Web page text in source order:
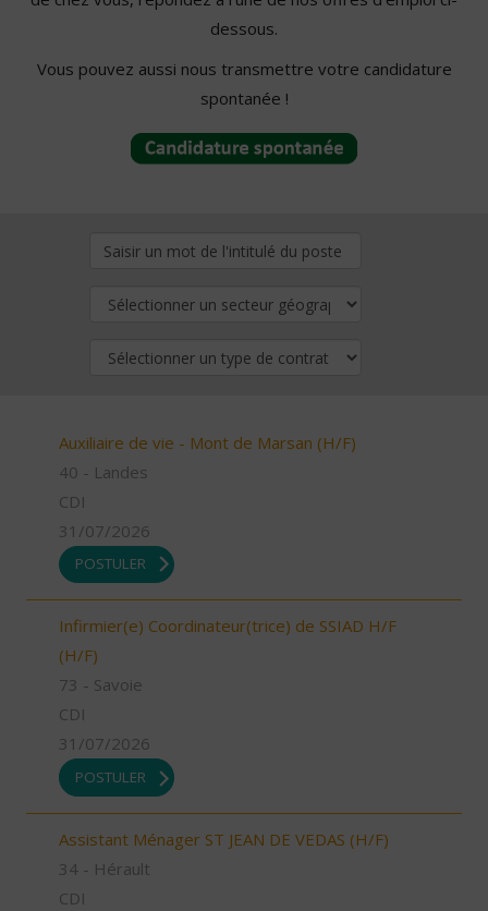
dessous.
Vous pouvez aussi nous transmettre votre candidature
spontanée !
Auxiliaire de vie - Mont de Marsan (H/F)
40 - Landes
CDI
31/07/2026
POSTULER
Infirmier(e) Coordinateur(trice) de SSIAD H/F
(H/F)
73 - Savoie
CDI
31/07/2026
POSTULER
Assistant Ménager ST JEAN DE VEDAS (H/F)
34 - Hérault
CDI